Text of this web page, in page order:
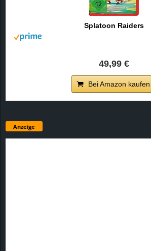
Splatoon Raiders
49,99 €
Bei Amazon kaufen
Anzeige